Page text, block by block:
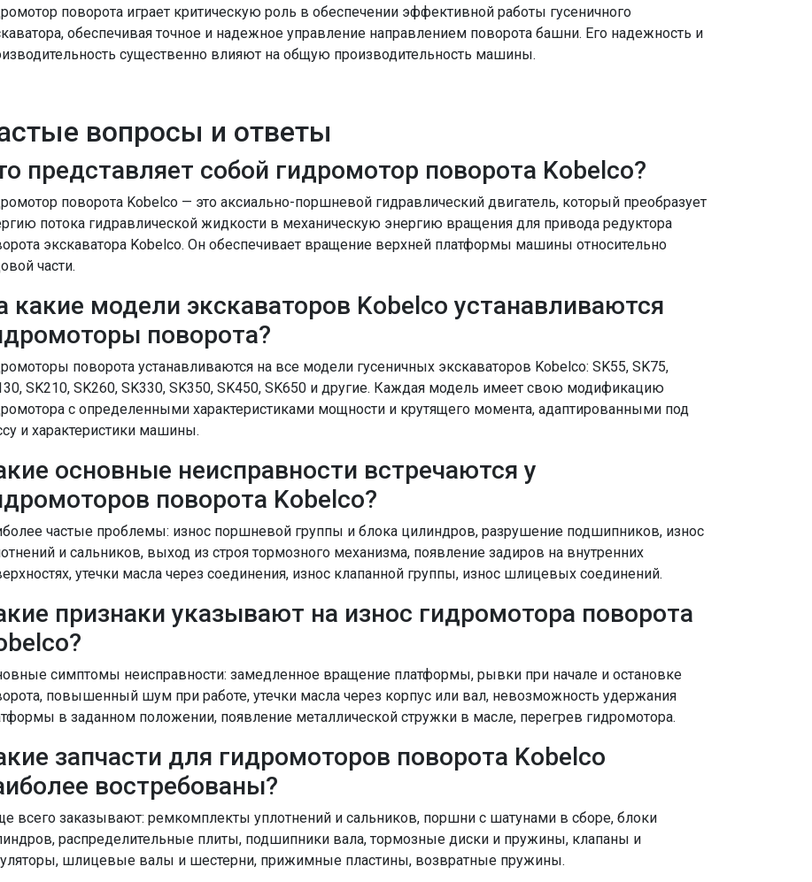
поворота играет критическую роль в обеспечении эффективной работы гусеничного
обеспечивая точное и надежное управление направлением поворота башни. Его надежность и
существенно влияют на общую производительность машины.
вопросы и ответы
представляет собой гидромотор поворота Kobelco?
поворота Kobelco — это аксиально-поршневой гидравлический двигатель, который преобразует
потока гидравлической жидкости в механическую энергию вращения для привода редуктора
экскаватора Kobelco. Он обеспечивает вращение верхней платформы машины относительно
части.
какие модели экскаваторов Kobelco устанавливаются
поворота?
поворота устанавливаются на все модели гусеничных экскаваторов Kobelco: SK55, SK75,
SK210, SK260, SK330, SK350, SK450, SK650 и другие. Каждая модель имеет свою модификацию
с определенными характеристиками мощности и крутящего момента, адаптированными под
и характеристики машины.
основные неисправности встречаются у
поворота Kobelco?
частые проблемы: износ поршневой группы и блока цилиндров, разрушение подшипников, износ
и сальников, выход из строя тормозного механизма, появление задиров на внутренних
утечки масла через соединения, износ клапанной группы, износ шлицевых соединений.
признаки указывают на износ гидромотора поворота
симптомы неисправности: замедленное вращение платформы, рывки при начале и остановке
повышенный шум при работе, утечки масла через корпус или вал, невозможность удержания
в заданном положении, появление металлической стружки в масле, перегрев гидромотора.
запчасти для гидромоторов поворота Kobelco
востребованы?
всего заказывают: ремкомплекты уплотнений и сальников, поршни с шатунами в сборе, блоки
распределительные плиты, подшипники вала, тормозные диски и пружины, клапаны и
шлицевые валы и шестерни, прижимные пластины, возвратные пружины.